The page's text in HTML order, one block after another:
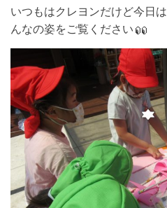
いつもはクレヨンだけど今日
んなの姿をご覧ください